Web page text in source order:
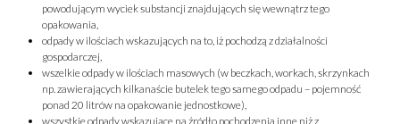
powodującym wyciek substancji znajdujących się wewnątrz tego
opakowania,
odpady w ilościach wskazujących na to, iż pochodzą z działalności
gospodarczej,
wszelkie odpady w ilościach masowych (w beczkach, workach, skrzynkach
np. zawierających kilkanaście butelek tego samego odpadu – pojemność
ponad 20 litrów na opakowanie jednostkowe),
wszystkie odpady wskazujące na źródło pochodzenia inne niż z